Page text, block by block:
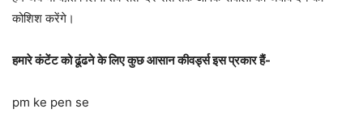
कोशिश करेंगे।
हमारे कंटेंट को ढूंढने के लिए कुछ आसान कीवर्ड्स इस प्रकार हैं-
pm ke pen se